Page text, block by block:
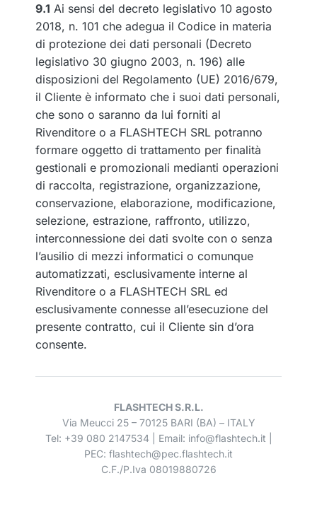
9.1 Ai sensi del decreto legislativo 10 agosto
2018, n. 101 che adegua il Codice in materia
di protezione dei dati personali (Decreto
legislativo 30 giugno 2003, n. 196) alle
disposizioni del Regolamento (UE) 2016/679,
il Cliente è informato che i suoi dati personali,
che sono o saranno da lui forniti al
Rivenditore o a FLASHTECH SRL potranno
formare oggetto di trattamento per finalità
gestionali e promozionali medianti operazioni
di raccolta, registrazione, organizzazione,
conservazione, elaborazione, modificazione,
selezione, estrazione, raffronto, utilizzo,
interconnessione dei dati svolte con o senza
l’ausilio di mezzi informatici o comunque
automatizzati, esclusivamente interne al
Rivenditore o a FLASHTECH SRL ed
esclusivamente connesse all’esecuzione del
presente contratto, cui il Cliente sin d’ora
consente.
FLASHTECH S.R.L.
Via Meucci 25 – 70125 BARI (BA) – ITALY
Tel: +39 080 2147534 | Email: info@flashtech.it |
PEC: flashtech@pec.flashtech.it
C.F./P.Iva 08019880726